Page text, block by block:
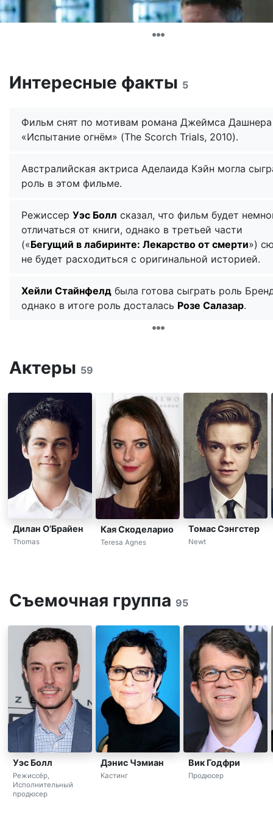
Интересные факты 5
Фильм снят по мотивам романа Джеймса Дашнера
«Испытание огнём» (The Scorch Trials, 2010).
Австралийская актриса Аделаида Кэйн могла
роль в этом фильме.
Режиссер Уэс Болл сказал, что фильм будет
отличаться от книги, однако в третьей части
(«Бегущий в лабиринте: Лекарство от смерти»)
не будет расходиться с оригинальной историей.
Хейли Стайнфелд была готова сыграть роль
однако в итоге роль досталась Розе Салазар.
Актеры 59
Дилан О’Брайен
Thomas
Кая Скоделарио
Teresa Agnes
Томас Сэнгстер
Newt
Съемочная группа 95
Уэс Болл
Режиссёр,
Исполнительный
продюсер
Дэнис Чэмиан
Кастинг
Вик Годфри
Продюсер